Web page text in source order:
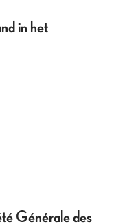
in het
Générale des